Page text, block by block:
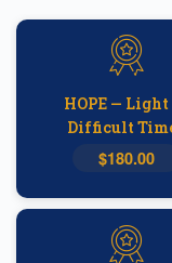
HOPE —
Difficult
$180.00